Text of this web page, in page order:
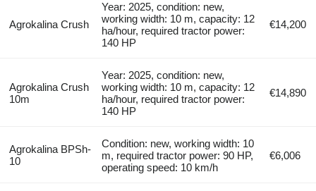
Agrokalina Crush
Year: 2025, condition: new,
working width: 10 m, capacity: 12
ha/hour, required tractor power:
140 HP
€14,200
Agrokalina Crush
10m
Year: 2025, condition: new,
working width: 10 m, capacity: 12
ha/hour, required tractor power:
140 HP
€14,890
Agrokalina BPSh-
10
Condition: new, working width: 10
m, required tractor power: 90 HP,
operating speed: 10 km/h
€6,006